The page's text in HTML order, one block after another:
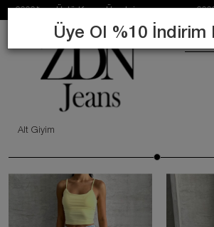
Kargo Ücretsiz 2000₺ ve Üstü
Alt Giyim
Üye Ol %10 İndirim